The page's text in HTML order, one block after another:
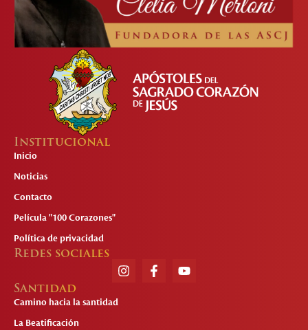
Institucional
Inicio
Noticias
Contacto
Película "100 Corazones"
Política de privacidad
Redes sociales
Santidad
Camino hacia la santidad
La Beatificación